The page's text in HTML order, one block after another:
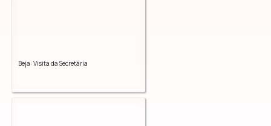
Beja: Visita da Secretária